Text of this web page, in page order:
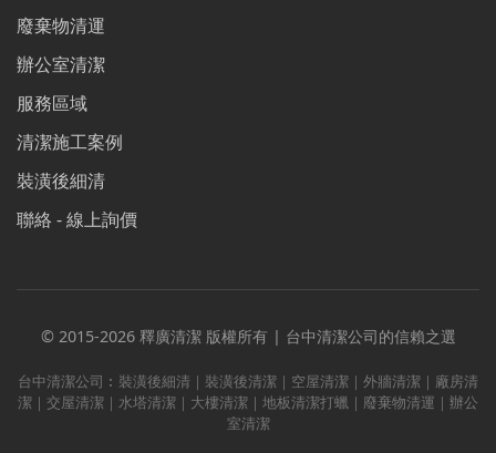
廢棄物清運
辦公室清潔
服務區域
清潔施工案例
裝潢後細清
聯絡 - 線上詢價
© 2015-2026 釋廣清潔 版權所有 | 台中清潔公司的信賴之選
台中清潔公司︰裝潢後細清｜裝潢後清潔｜空屋清潔｜外牆清潔｜廠房清
潔｜交屋清潔｜水塔清潔｜大樓清潔｜地板清潔打蠟｜廢棄物清運｜辦公
室清潔